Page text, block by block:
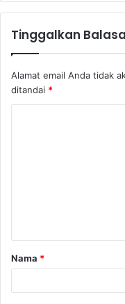
Tinggalkan
Alamat email Anda tidak
ditandai *
Nama *